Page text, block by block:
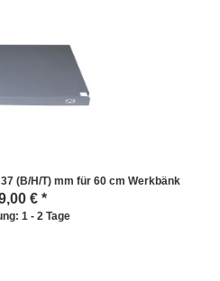
(B/H/T) mm für 60 cm Werkbänk
€ *
1 - 2 Tage